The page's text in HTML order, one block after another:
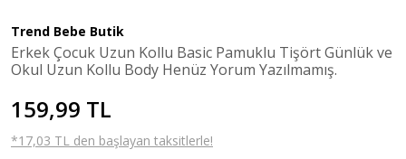
Trend Bebe Butik
Erkek Çocuk Uzun Kollu Basic Pamuklu Tişört Günlük ve
Okul Uzun Kollu Body Henüz Yorum Yazılmamış.
159,99 TL
*17,03 TL den başlayan taksitlerle!